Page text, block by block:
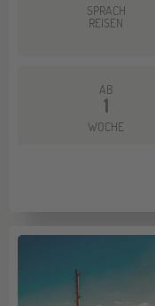
SPRACH
REISEN
AB
1
WOCHE